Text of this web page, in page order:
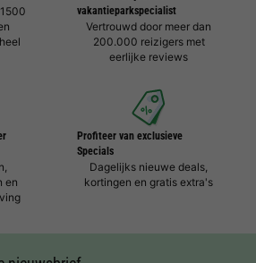
vakantieparkspecialist
Vertrouwd door meer dan
200.000 reizigers met
eerlijke reviews
en
Profiteer van exclusieve
Specials
Dagelijks nieuwe deals,
kortingen en gratis extra's